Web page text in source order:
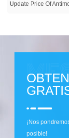
Update Price Of
¡Nos
posible!